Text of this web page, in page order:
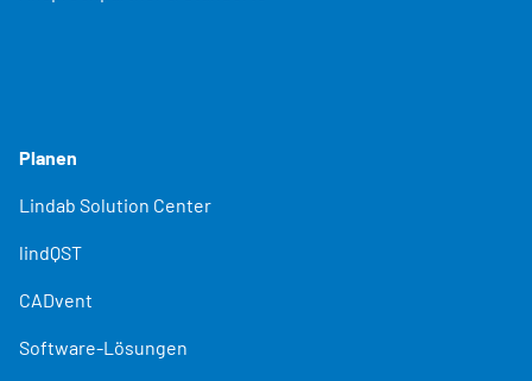
Planen
Lindab Solution Center
lindQST
CADvent
Software-Lösungen